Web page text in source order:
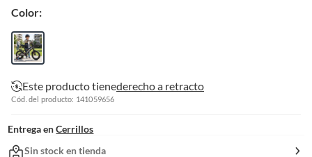
Color:
Este producto tienederecho a retracto
Cód. del producto: 141059656
Entrega en Cerrillos
Sin stock en tienda